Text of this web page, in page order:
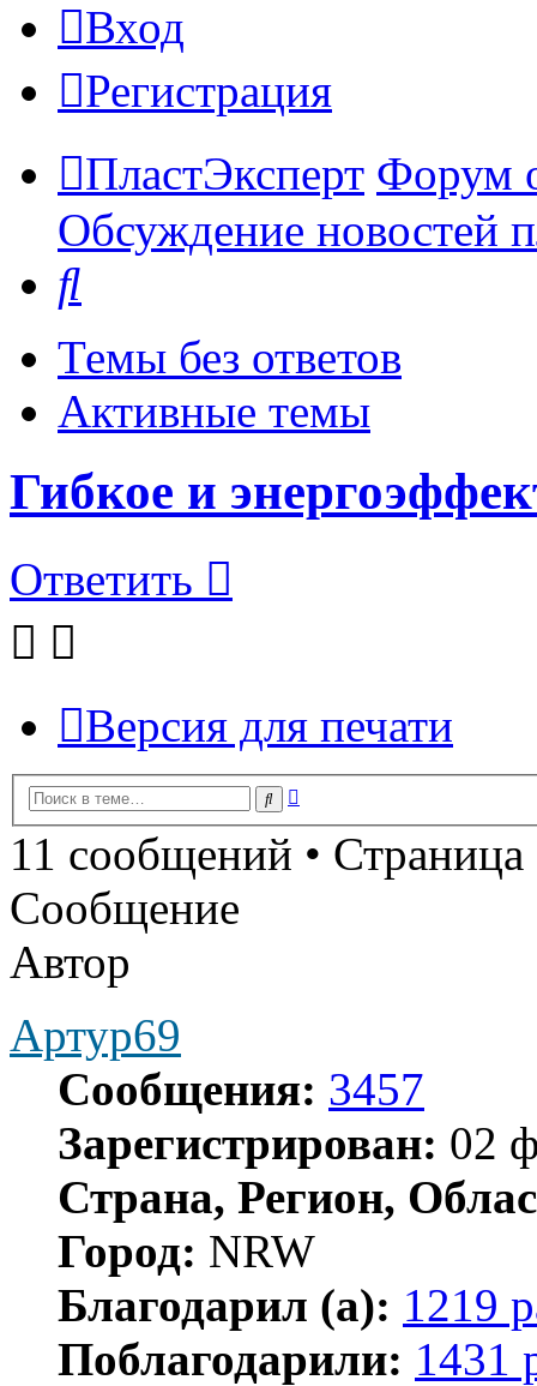
Вход
Регистрация
ПластЭксперт Форум
Обсуждение новостей
Темы без ответов
Активные темы
Гибкое и
Ответить
Версия для печати
Поиск
11 сообщений • Страница
Сообщение
Автор
Артур69
Сообщения: 3457
Зарегистрирован: 02
Страна, Регион,
Город: NRW
Благодарил (а): 1219
Поблагодарили: 1431